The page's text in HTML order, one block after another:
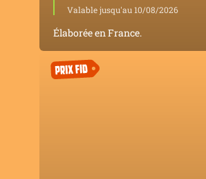
Valable jusqu'au 10/08/2026
Élaborée en France.